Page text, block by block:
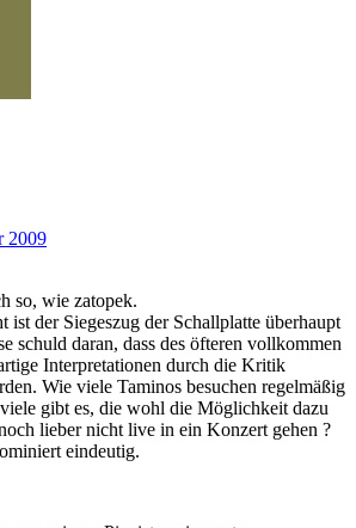
2009
so, wie zatopek.
ist der Siegeszug der Schallplatte überhaupt
schuld daran, dass des öfteren vollkommen
Interpretationen durch die Kritik
Wie viele Taminos besuchen regelmäßig
gibt es, die wohl die Möglichkeit dazu
lieber nicht live in ein Konzert gehen ?
eindeutig.